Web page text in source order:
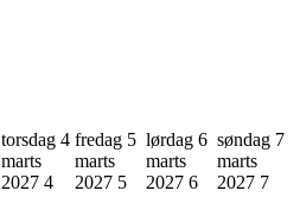
torsdag 4
marts
2027 4
fredag 5
marts
2027 5
lørdag 6
marts
2027 6
søndag 7
marts
2027 7